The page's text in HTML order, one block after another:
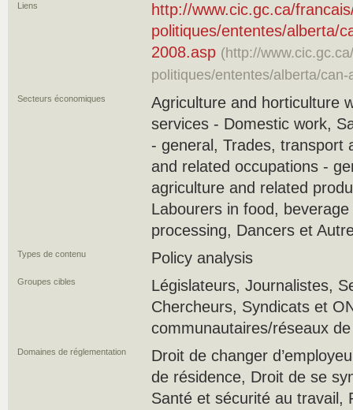
Liens
http://www.cic.gc.ca/
politiques/ententes/alberta/
2008.asp (http://
politiques/ententes/alberta/
Secteurs économiques
Agriculture and horticulture
services - Domestic work,
- general, Trades, transport
and related occupations -
agriculture and related
Labourers in food,
processing, Dancers et
Types de contenu Policy analysis
Groupes cibles
Législateurs, Journalistes,
Chercheurs, Syndicats et
communautaires/réseaux
Domaines de réglementation
Droit de changer
de résidence, Droit de se
Santé et sécurité au travail,